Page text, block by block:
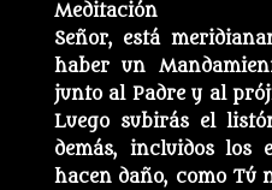
Meditación
Señor, está
haber un
junto al Padre y al
Luego subirás el
demás, incluidos los
hacen daño, como Tú